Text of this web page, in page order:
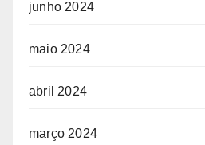
junho 2024
maio 2024
abril 2024
março 2024